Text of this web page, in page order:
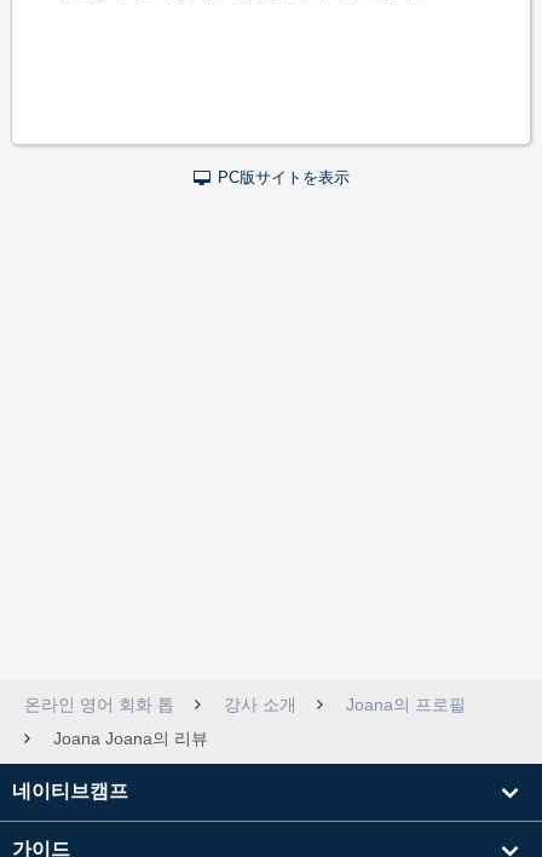
PC版サイトを表示
온라인 영어 회화 톱 강사 소개
Joana의 프로필
Joana Joana의 리뷰
네이티브캠프
가이드